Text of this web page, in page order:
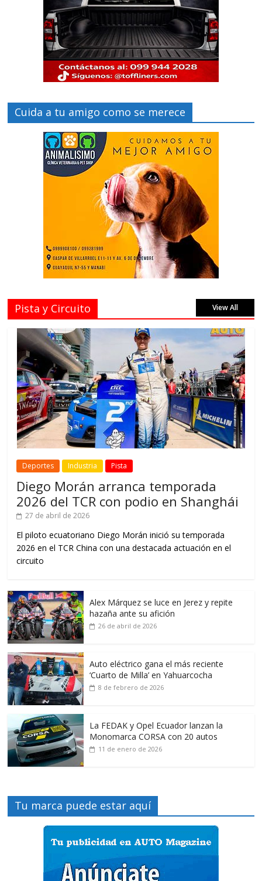
Cuida a tu amigo como se merece
Pista y Circuito View All
Deportes Industria Pista
Diego Morán arranca temporada
2026 del TCR con podio en Shanghái
27 de abril de 2026
El piloto ecuatoriano Diego Morán inició su temporada
2026 en el TCR China con una destacada actuación en el
circuito
Alex Márquez se luce en Jerez y repite
hazaña ante su afición
26 de abril de 2026
Auto eléctrico gana el más reciente
‘Cuarto de Milla’ en Yahuarcocha
8 de febrero de 2026
La FEDAK y Opel Ecuador lanzan la
Monomarca CORSA con 20 autos
11 de enero de 2026
Tu marca puede estar aquí